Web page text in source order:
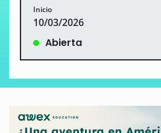
Inicio
10/03/2026
Abierta